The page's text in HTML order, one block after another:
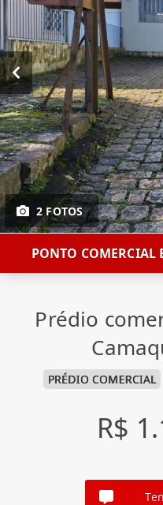
2 FOTOS
PONTO COMERCIAL
Prédio
PRÉDIO COMERCIAL
R$